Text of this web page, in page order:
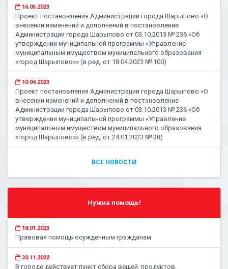
16.05.2023
Проект постановления Администрации города Шарыпово «О
внесении изменений и дополнений в постановление
Администрации города Шарыпово от 03.10.2013 № 236 «Об
утверждении муниципальной программы «Управление
муниципальным имуществом муниципального образования
«город Шарыпово»» (в ред. от 18.04.2023 № 100)
10.04.2023
Проект постановления Администрации города Шарыпово «О
внесении изменений и дополнений в постановление
Администрации города Шарыпово от 03.10.2013 № 236 «Об
утверждении муниципальной программы «Управление
муниципальным имуществом муниципального образования
«город Шарыпово»» (в ред. от 24.01.2023 № 38)
ВСЕ НОВОСТИ
Нужна помощь!
18.01.2023
Правовая помощь осужденным гражданам
30.11.2022
В городе действует пункт сбора вещей, продуктов,